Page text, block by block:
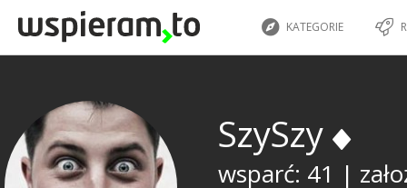
KATEGORIE
SzySzy
wsparć: 41 |